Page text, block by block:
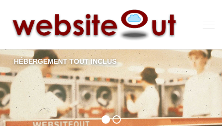
HÉBERGEMENT TOUT INCLUS